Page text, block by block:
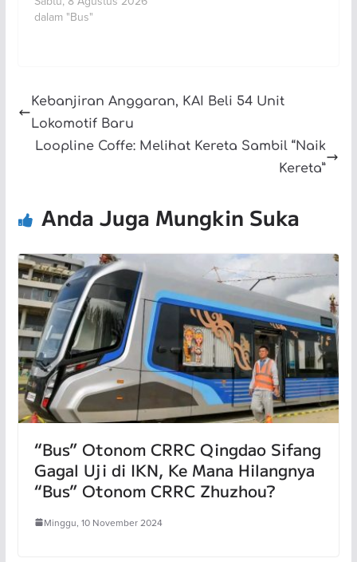
dalam "Bus"
Kebanjiran Anggaran, KAI Beli 54 Unit
Lokomotif Baru
Loopline Coffe: Melihat Kereta Sambil “Naik
Kereta”
Anda Juga Mungkin Suka
“Bus” Otonom CRRC Qingdao Sifang
Gagal Uji di IKN, Ke Mana Hilangnya
“Bus” Otonom CRRC Zhuzhou?
Minggu, 10 November 2024